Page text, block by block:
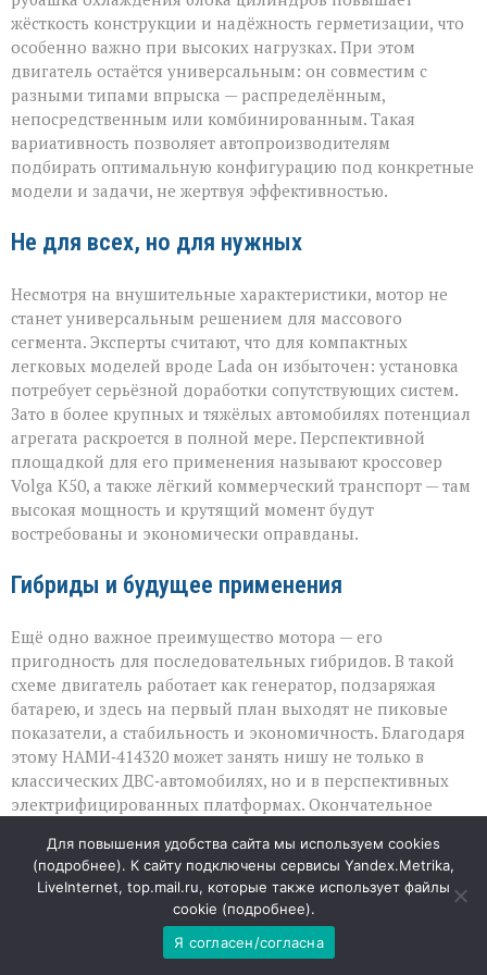
жёсткость конструкции и надёжность герметизации, что
особенно важно при высоких нагрузках. При этом
двигатель остаётся универсальным: он совместим с
разными типами впрыска — распределённым,
непосредственным или комбинированным. Такая
вариативность позволяет автопроизводителям
подбирать оптимальную конфигурацию под конкретные
модели и задачи, не жертвуя эффективностью.
Не для всех, но для нужных
Несмотря на внушительные характеристики, мотор не
станет универсальным решением для массового
сегмента. Эксперты считают, что для компактных
легковых моделей вроде Lada он избыточен: установка
потребует серьёзной доработки сопутствующих систем.
Зато в более крупных и тяжёлых автомобилях потенциал
агрегата раскроется в полной мере. Перспективной
площадкой для его применения называют кроссовер
Volga К50, а также лёгкий коммерческий транспорт — там
высокая мощность и крутящий момент будут
востребованы и экономически оправданы.
Гибриды и будущее применения
Ещё одно важное преимущество мотора — его
пригодность для последовательных гибридов. В такой
схеме двигатель работает как генератор, подзаряжая
батарею, и здесь на первый план выходят не пиковые
показатели, а стабильность и экономичность. Благодаря
этому НАМИ‑414320 может занять нишу не только в
классических ДВС‑автомобилях, но и в перспективных
электрифицированных платформах. Окончательное
автопроизводителями: судьба мотора зависит от того,
насколько его характеристики впишутся в их
продуктовые линейки и производственные планы.
Для повышения удобства сайта мы используем cookies
(подробнее). К сайту подключены сервисы Yandex.Metrika,
LiveInternet, top.mail.ru, которые также использует файлы
cookie (подробнее).
Я согласен/согласна